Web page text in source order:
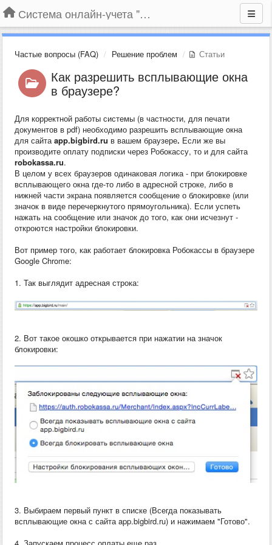
Система онлайн-учета "Большая Птица"
Частые вопросы (FAQ) Решение проблем Статьи
Как разрешить всплывающие окна
в браузере?
Для корректной работы системы (в частности, для печати
документов в pdf) необходимо разрешить всплывающие окна
для сайтаapp.bigbird.ru в вашем браузере. Если же вы
производите оплату подписки через Робокассу, то и для сайта
robokassa.ru.
В целом у всех браузеров одинаковая логика - при блокировке
всплывающего окна где-то либо в адресной строке, либо в
нижней части экрана появляется сообщение о блокировке (или
значок в виде перечеркнутого прямоугольника). Если успеть
нажать на сообщение или значок до того, как они исчезнут -
откроются настройки блокировки.
Вот пример того, как работает блокировка Робокассы в браузере
Google Chrome:
1. Так выглядит адресная строка:
2. Вот такое окошко открывается при нажатии на значок
блокировки:
3. Выбираем первый пункт в списке (Всегда показывать
всплывающие окна с сайта app.bigbird.ru) и нажимаем "Готово".